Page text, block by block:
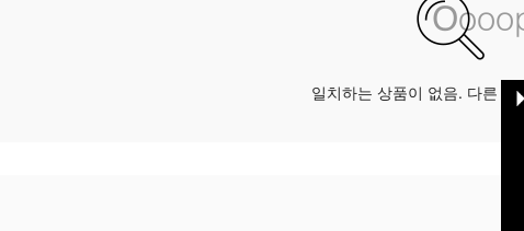
일치하는 상품이 없음. 다른 옵